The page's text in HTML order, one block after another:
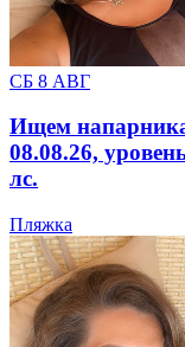
СБ 8 АВГ
Ищем
08.08.26,
лс.
Пляжка